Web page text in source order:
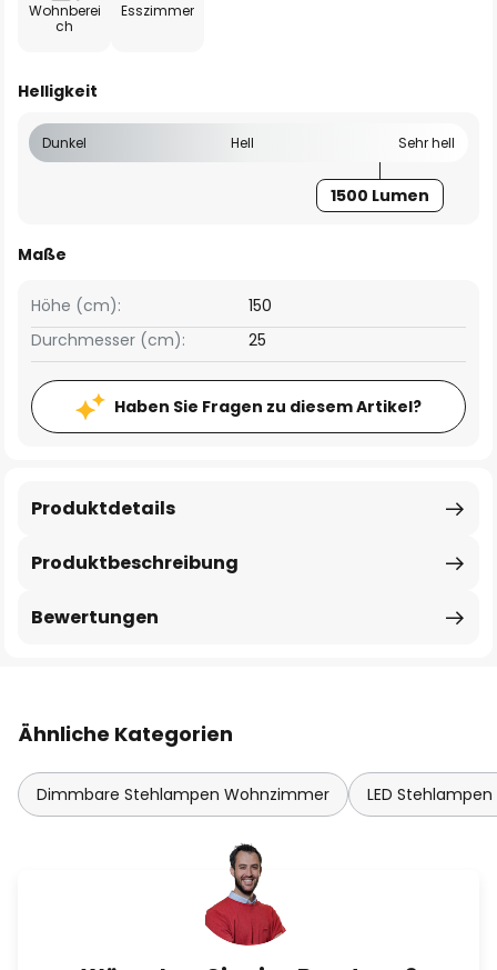
Wohnberei
ch
Esszimmer
Helligkeit
Dunkel Hell Sehr hell
1500 Lumen
Maße
Höhe (cm):
150
Durchmesser (cm):
25
Haben Sie Fragen zu diesem Artikel?
Produktbeschreibung
Produktdetails
Bewertungen
Ähnliche Kategorien
Dimmbare Stehlampen Wohnzimmer LED